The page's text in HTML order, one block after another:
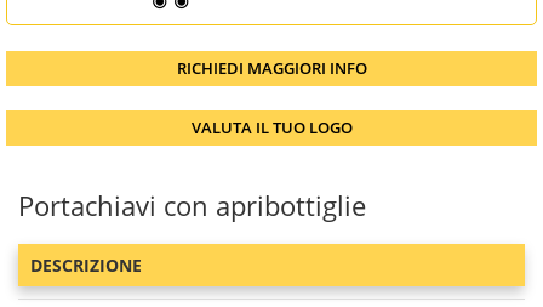
RICHIEDI MAGGIORI INFO
VALUTA IL TUO LOGO
Portachiavi con apribottiglie
DESCRIZIONE